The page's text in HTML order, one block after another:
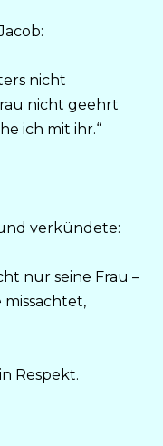
nicht
nicht geehrt
ich mit ihr.“
verkündete:
nur seine Frau –
missachtet,
Respekt.